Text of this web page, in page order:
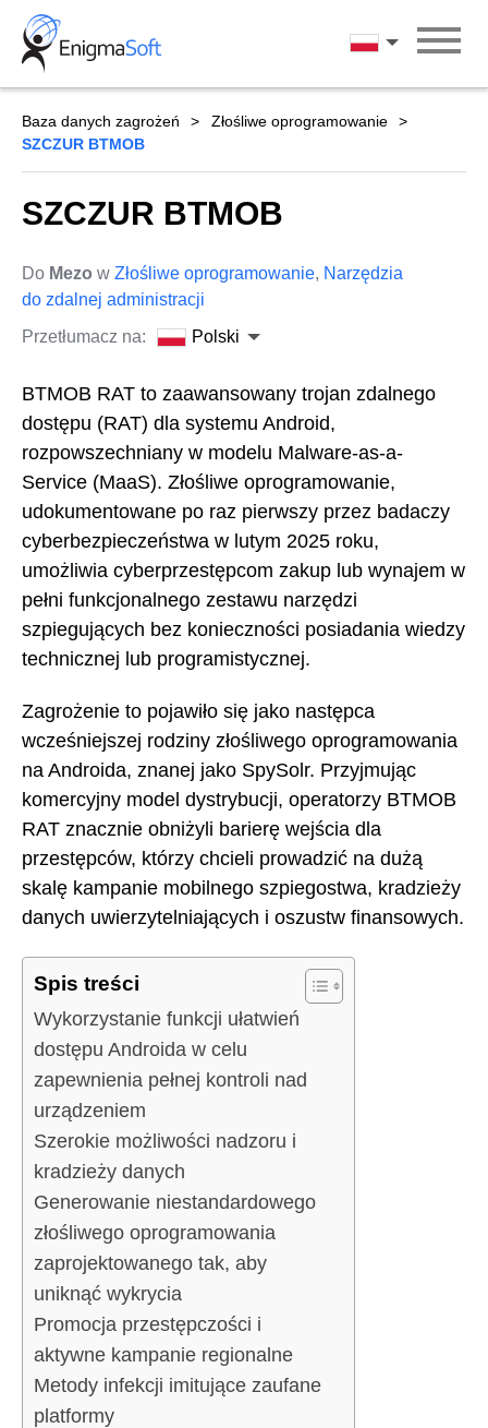
Skip
content
Polski
Baza danych zagrożeń
Złośliwe oprogramowanie
SZCZUR BTMOB
SZCZUR BTMOB
Do Mezo w Złośliwe oprogramowanie, Narzędzia
do zdalnej administracji
Przetłumacz na:
Polski
BTMOB RAT to zaawansowany trojan zdalnego
dostępu (RAT) dla systemu Android,
rozpowszechniany w modelu Malware-as-a-
Service (MaaS). Złośliwe oprogramowanie,
udokumentowane po raz pierwszy przez badaczy
cyberbezpieczeństwa w lutym 2025 roku,
umożliwia cyberprzestępcom zakup lub wynajem w
pełni funkcjonalnego zestawu narzędzi
szpiegujących bez konieczności posiadania wiedzy
technicznej lub programistycznej.
Zagrożenie to pojawiło się jako następca
wcześniejszej rodziny złośliwego oprogramowania
na Androida, znanej jako SpySolr. Przyjmując
komercyjny model dystrybucji, operatorzy BTMOB
RAT znacznie obniżyli barierę wejścia dla
przestępców, którzy chcieli prowadzić na dużą
skalę kampanie mobilnego szpiegostwa, kradzieży
danych uwierzytelniających i oszustw finansowych.
Spis treści
Wykorzystanie funkcji ułatwień
dostępu Androida w celu
zapewnienia pełnej kontroli nad
urządzeniem
Szerokie możliwości nadzoru i
kradzieży danych
Generowanie niestandardowego
złośliwego oprogramowania
zaprojektowanego tak, aby
uniknąć wykrycia
Promocja przestępczości i
aktywne kampanie regionalne
Metody infekcji imitujące zaufane
platformy